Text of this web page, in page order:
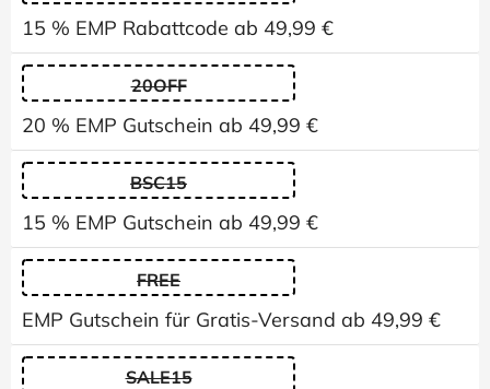
15 % EMP Rabattcode ab 49,99 €
20OFF
20 % EMP Gutschein ab 49,99 €
BSC15
15 % EMP Gutschein ab 49,99 €
FREE
EMP Gutschein für Gratis-Versand ab 49,99 €
SALE15